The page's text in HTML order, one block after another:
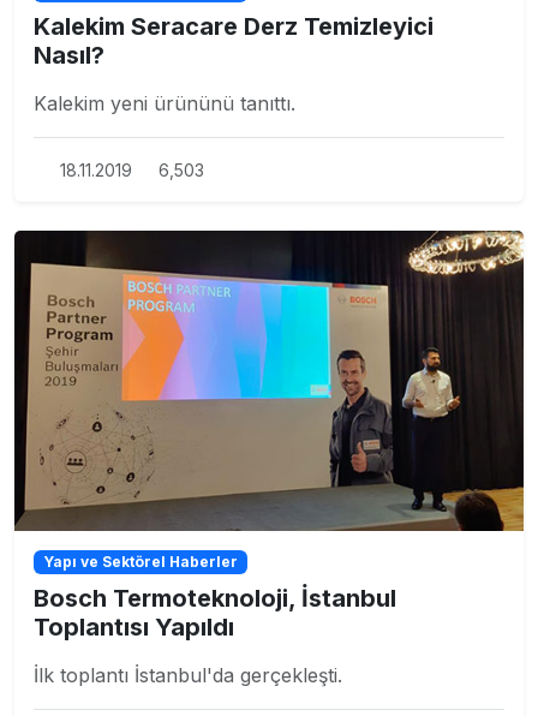
Kalekim Seracare Derz Temizleyici
Nasıl?
Kalekim yeni ürününü tanıttı.
18.11.2019 6,503
Yapı ve Sektörel Haberler
Bosch Termoteknoloji, İstanbul
Toplantısı Yapıldı
İlk toplantı İstanbul'da gerçekleşti.